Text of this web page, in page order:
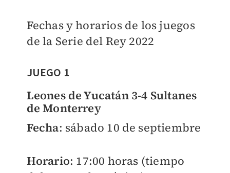
Fechas y horarios de los juegos
de la Serie del Rey 2022
JUEGO 1
Leones de Yucatán 3-4 Sultanes
de Monterrey
Fecha: sábado 10 de septiembre
Horario: 17:00 horas (tiempo